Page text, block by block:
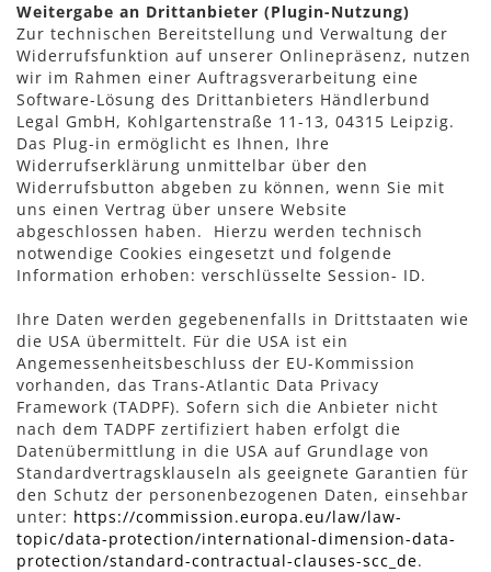
Weitergabe an Drittanbieter (Plugin-Nutzung)
Zur technischen Bereitstellung und Verwaltung der
Widerrufsfunktion auf unserer Onlinepräsenz, nutzen
wir im Rahmen einer Auftragsverarbeitung eine
Software-Lösung des Drittanbieters Händlerbund
Legal GmbH, Kohlgartenstraße 11-1 3, 04315 Leipzig.
Das Plug-in ermöglicht es Ihnen, Ihre
Widerrufserklärung unmittelbar über den
Widerrufsbutton abgeben zu können, wenn Sie mit
uns einen Vertrag über unsere Website
abgeschlossen haben. Hierzu werden technisch
notwendige Cookies eingesetzt und folgende
Information erhoben: verschlüsselte Session- ID.
Ihre Daten werden gegebenenfalls in Drittstaaten wie
die USA übermittelt. Für die USA ist ein
Angemessenheitsbeschluss der EU-Kommission
vorhanden, das Trans-Atlantic Data Privacy
Framework (TADPF). Sofern sich die Anbieter nicht
nach dem TADPF zertifiziert haben erfolgt die
Datenübermittlung in die USA auf Grundlage von
Standardvertragsklauseln als geeignete Garantien für
den Schutz der personenbezogenen Daten, einsehbar
unter: https://commission.europa.eu/law/law-
topic/data-protection/international-dimension-data-
protection/standard-contractual-clauses-scc_de.